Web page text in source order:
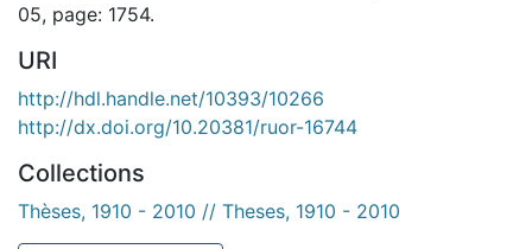
05, page: 1754.
URI
http://hdl.handle.net/10393/10266
http://dx.doi.org/10.20381/ruor-16744
Collections
Thèses, 1910 - 2010 // Theses, 1910 - 2010